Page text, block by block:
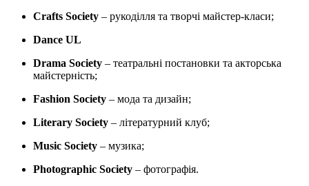
Crafts Society – рукоділля та творчі майстер-класи;
Dance UL
Drama Society – театральні постановки та акторська
майстерність;
Fashion Society – мода та дизайн;
Literary Society – літературний клуб;
Music Society – музика;
Photographic Society – фотографія.